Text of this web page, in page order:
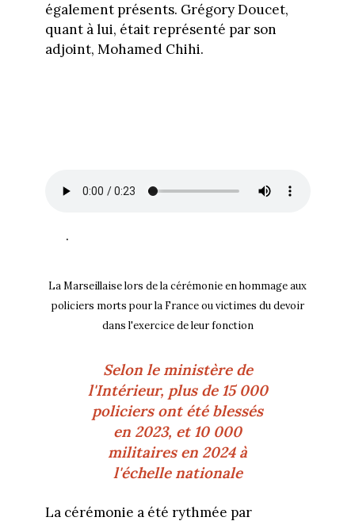
également présents. Grégory Doucet,
quant à lui, était représenté par son
adjoint, Mohamed Chihi.
.
La Marseillaise lors de la cérémonie en hommage aux
policiers morts pour la France ou victimes du devoir
dans l'exercice de leur fonction
Selon le ministère de
l'Intérieur, plus de 15 000
policiers ont été blessés
en 2023, et 10 000
militaires en 2024 à
l'échelle nationale
La cérémonie a été rythmée par